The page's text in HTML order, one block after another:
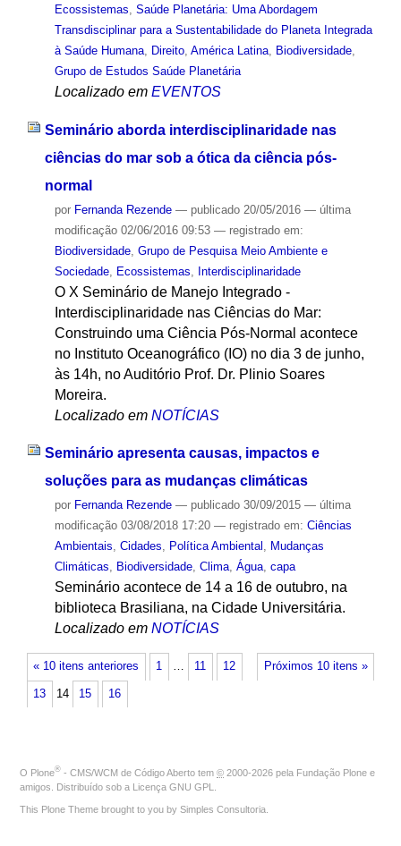
Ecossistemas Saúde Planetária: Uma Abordagem
Transdisciplinar para a Sustentabilidade do Planeta Integrada
à Saúde Humana, Direito, América Latina, Biodiversidade,
Grupo de Estudos Saúde Planetária
Localizado em EVENTOS
Seminário aborda interdisciplinaridade nas
ciências do mar sob a ótica da ciência pós-
normal
por Fernanda Rezende — publicado20/05/2016 — última
modificação02/06/2016 09:53 — registrado em:
Biodiversidade, Grupo de Pesquisa Meio Ambiente e
Sociedade, Ecossistemas Interdisciplinaridade
O X Seminário de Manejo Integrado -
Interdisciplinaridade nas Ciências do Mar:
Construindo uma Ciência Pós-Normal acontece
no Instituto Oceanográfico (IO) no dia 3 de junho,
às 14h, no Auditório Prof. Dr. Plinio Soares
Moreira.
Localizado em NOTÍCIAS
Seminário apresenta causas, impactos e
soluções para as mudanças climáticas
por Fernanda Rezende — publicado30/09/2015 — última
modificação03/08/2018 17:20 — registrado em: Ciências
Ambientais, Cidades, Política Ambiental , Mudanças
Climáticas, Biodiversidade, Clima, Água, capa
Seminário acontece de 14 a 16 de outubro, na
biblioteca Brasiliana, na Cidade Universitária.
Localizado em NOTÍCIAS
« 10 itens anteriores Próximos 10 itens »
1 … 11 12
13 14 15 16
O Plone® - CMS/WCM de Código Aberto tem © 2000-2026 pela Fundação Plone e
amigos. Distribuído sob a Licença GNU GPL
This Plone Theme brought to you by Simples Consultoria